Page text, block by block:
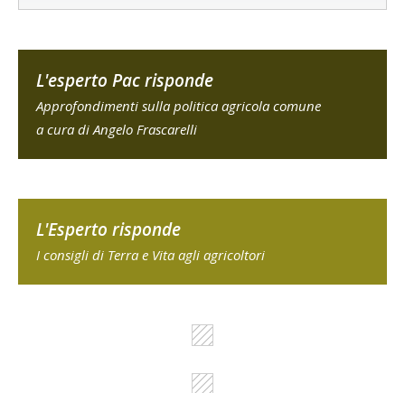
L'esperto Pac risponde
Approfondimenti sulla politica agricola comune
a cura di Angelo Frascarelli
L'Esperto risponde
I consigli di Terra e Vita agli agricoltori